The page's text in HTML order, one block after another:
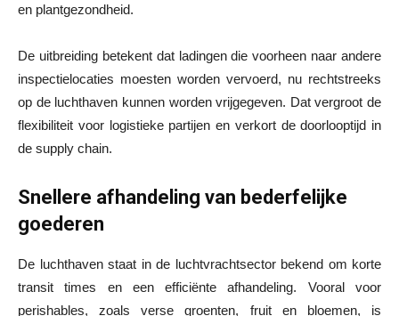
en plantgezondheid.
De uitbreiding betekent dat ladingen die voorheen naar andere
inspectielocaties moesten worden vervoerd, nu rechtstreeks
op de luchthaven kunnen worden vrijgegeven. Dat vergroot de
flexibiliteit voor logistieke partijen en verkort de doorlooptijd in
de supply chain.
Snellere afhandeling van bederfelijke
goederen
De luchthaven staat in de luchtvrachtsector bekend om korte
transit times en een efficiënte afhandeling. Vooral voor
perishables, zoals verse groenten, fruit en bloemen, is